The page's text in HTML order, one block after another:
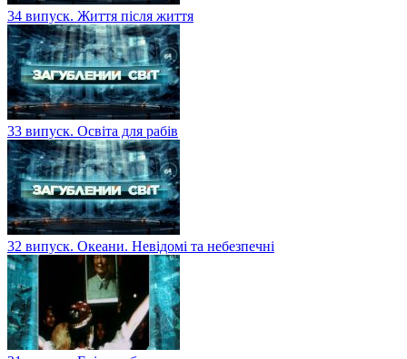
34 випуск. Життя після життя
33 випуск. Освіта для рабів
32 випуск. Океани. Невідомі та небезпечні